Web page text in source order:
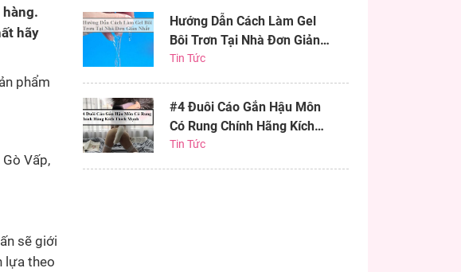
hàng.
hãy
phẩm
Vấp,
sẽ giới
lựa theo
Hướng Dẫn Cách Làm Gel
Bôi Trơn Tại Nhà Đơn Giản
Nhất
Tin Tức
#4 Đuôi Cáo Gắn Hậu Môn
Có Rung Chính Hãng Kích
Thích Mạnh
Tin Tức